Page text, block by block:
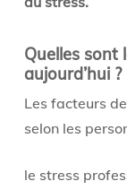
Quelles sont
aujourd’hui ?
Les facteurs
selon les
le stress